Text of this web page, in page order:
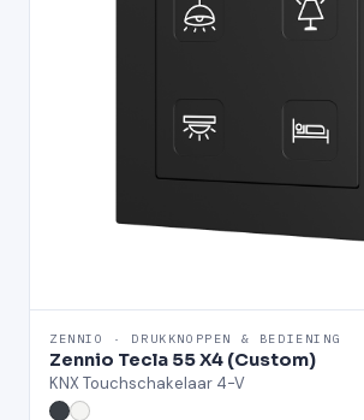
ZENNIO · DRUKKNOPPEN & BEDIENING
Zennio Tecla 55 X4 (Custom)
KNX Touchschakelaar 4-V